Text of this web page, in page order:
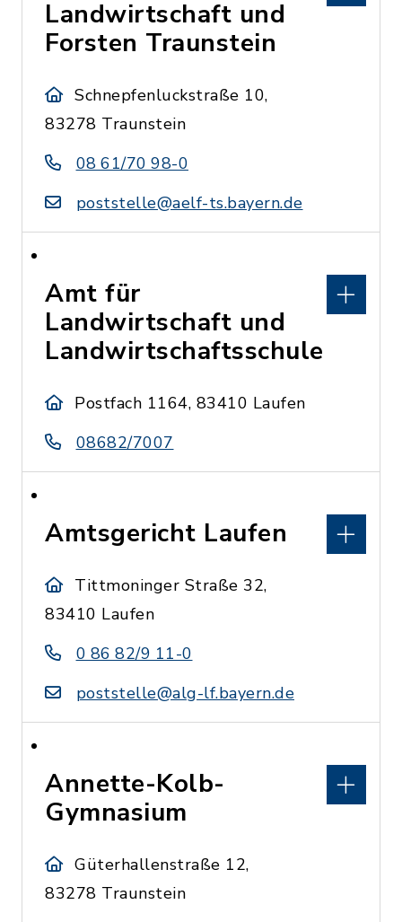
Landwirtschaft und
Forsten Traunstein
Schnepfenluckstraße 10,
83278 Traunstein
08 61/70 98-0
poststelle@aelf-ts.bayern.de
Amt für
Landwirtschaft und
Landwirtschaftsschule
Postfach 1164, 83410 Laufen
08682/7007
Amtsgericht Laufen
Tittmoninger Straße 32,
83410 Laufen
0 86 82/9 11-0
poststelle@alg-lf.bayern.de
Annette-Kolb-
Gymnasium
Güterhallenstraße 12,
83278 Traunstein